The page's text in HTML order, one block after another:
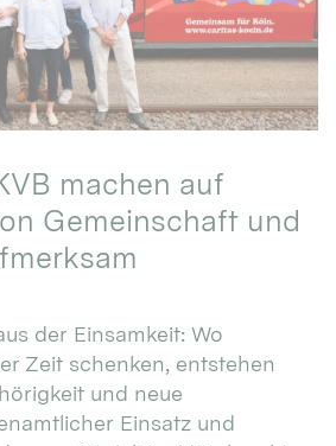
machen auf
Gemeinschaft und
der Einsamkeit: Wo
Zeit schenken, entstehen
und neue
Einsatz und